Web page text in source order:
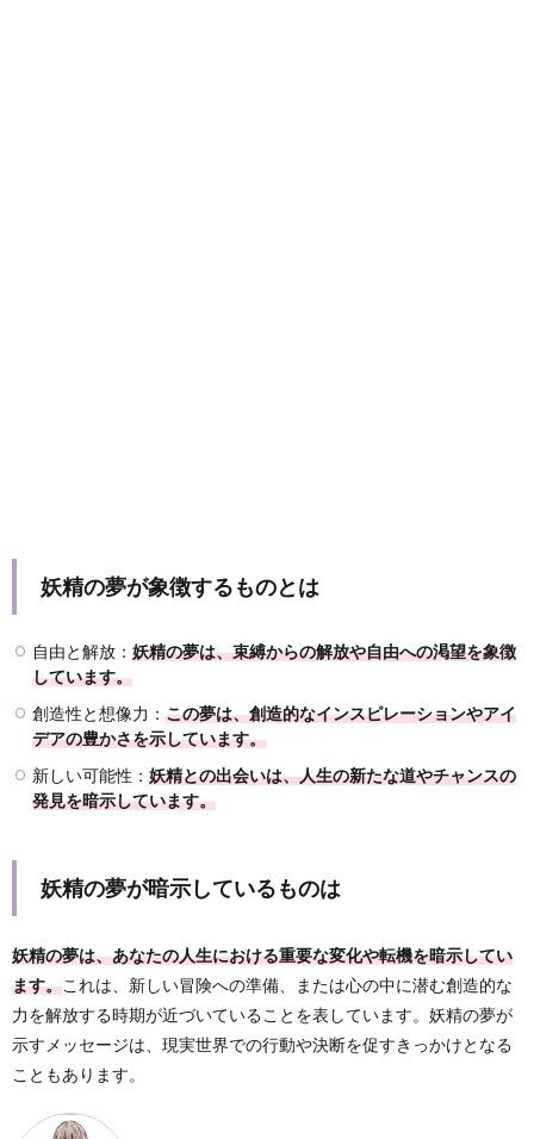
妖精の夢が象徴するものとは
自由と解放： 妖精の夢は、束縛からの解放や自由への渇望を象徴
しています。
創造性と想像力： この夢は、創造的なインスピレーションやアイ
デアの豊かさを示しています。
新しい可能性： 妖精との出会いは、人生の新たな道やチャンスの
発見を暗示しています。
妖精の夢が暗示しているものは
妖精の夢は、あなたの人生における重要な変化や転機を暗示してい
ます。これは、新しい冒険への準備、または心の中に潜む創造的な
力を解放する時期が近づいていることを表しています。妖精の夢が
示すメッセージは、現実世界での行動や決断を促すきっかけとなる
こともあります。